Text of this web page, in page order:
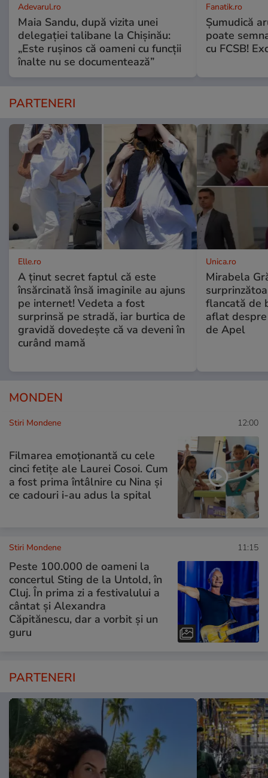
Adevarul.ro
Maia Sandu, după vizita unei
delegației talibane la Chișinău:
„Este rușinos că oameni cu funcții
înalte nu se documentează”
Fanatik.ro
Șumudică
poate
cu FCSB!
PARTENERI
Elle.ro
A ținut secret faptul că este
însărcinată însă imaginile au ajuns
pe internet! Vedeta a fost
surprinsă pe stradă, iar burtica de
gravidă dovedește că va deveni în
curând mamă
Unica.ro
Mirabela
flancată de
aflat
de Apel
MONDEN
Stiri Mondene 12:00
Filmarea emoționantă cu cele
cinci fetițe ale Laurei Cosoi. Cum
a fost prima întâlnire cu Nina și
ce cadouri i-au adus la spital
Stiri Mondene 11:15
Peste 100.000 de oameni la
concertul Sting de la Untold, în
Cluj. În prima zi a festivalului a
cântat și Alexandra
Căpitănescu, dar a vorbit și un
guru
PARTENERI